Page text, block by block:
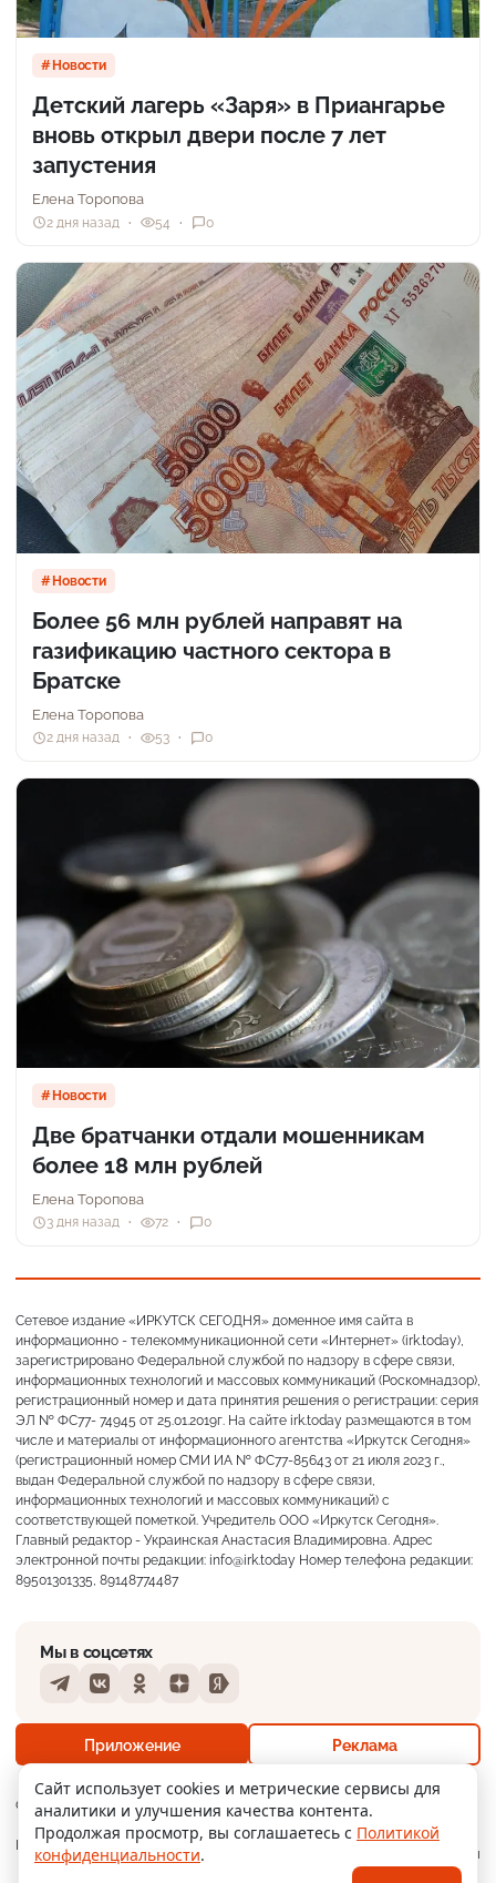
+23° Ощущается как +23
5 м/с 755 мм 88%
Новости
Детский лагерь «Заря» в Приангарье
вновь открыл двери после 7 лет
запустения
Елена Торопова
2 дня назад 54 0
Новости
Более 56 млн рублей направят на
газификацию частного сектора в
Братске
Елена Торопова
2 дня назад 53 0
Новости
Две братчанки отдали мошенникам
более 18 млн рублей
Елена Торопова
3 дня назад 72 0
Сетевое издание «ИРКУТСК СЕГОДНЯ» доменное имя сайта в
информационно - телекоммуникационной сети «Интернет» (irk.today),
зарегистрировано Федеральной службой по надзору в сфере связи,
информационных технологий и массовых коммуникаций (Роскомнадзор),
регистрационный номер и дата принятия решения о регистрации: серия
ЭЛ № ФС77- 74945 от 25.01.2019г. На сайте irk.today размещаются в том
числе и материалы от информационного агентства «Иркутск Сегодня»
(регистрационный номер СМИ ИА № ФС77-85643 от 21 июля 2023 г.,
выдан Федеральной службой по надзору в сфере связи,
информационных технологий и массовых коммуникаций) с
соответствующей пометкой. Учредитель ООО «Иркутск Сегодня».
Главный редактор - Украинская Анастасия Владимировна. Адрес
электронной почты редакции: info@irk.today Номер телефона редакции:
89501301335, 89148774487
О нас Контакты Прислать новость
Реклама
Мобильное
приложение
Политика
конфиденциальности
Мы в соцсетях
TelegramVKontakteOdnoklassniki
DzenYandex
Приложение Реклама
Сайт использует cookies и метрические сервисы для
аналитики и улучшения качества контента.
Продолжая просмотр, вы соглашаетесь с Политикой
конфиденциальности.